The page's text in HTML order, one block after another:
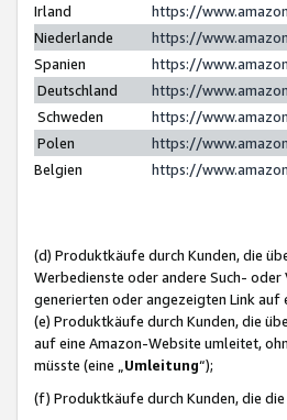
Irland
https://
Niederlande
https://
Spanien
https://
Deutschland
https://
Schweden
https://
Polen
https://
Belgien
https://
(d) Produktkäufe durch Kunden, die
Werbedienste oder andere Such- oder
generierten oder angezeigten Link
(e) Produktkäufe durch Kunden, die
auf eine Amazon-Website umleitet,
müsste (eine „ Umleitung“);
(f) Produktkäufe durch Kunden, die